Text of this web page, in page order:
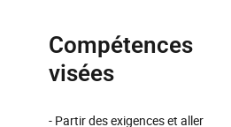
Compétences
visées
- Partir des exigences et aller